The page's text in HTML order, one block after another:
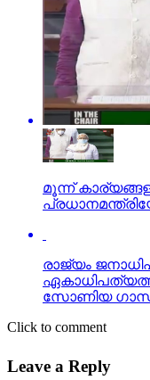
മൂന്ന്
രാജ്യം
സോണിയ
Click to comment
Leave a Reply